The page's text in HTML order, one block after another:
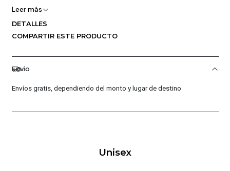
elaborada en caucho con gráfico que brinda tracción;
Leer más
DETALLES
COMPARTIR ESTE PRODUCTO
Envio
Envíos gratis, dependiendo del monto y lugar de destino
Unisex